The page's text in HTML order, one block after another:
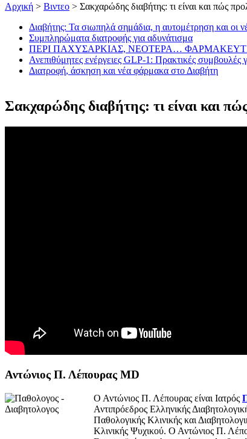
Αρχική > Βιντεο > Σακχαρώδης διαβήτης: τι είναι και πώς
Διαβήτης: Τα σιωπηλά σημάδια, η αυτομέτρηση και οι
Συμπληρώματα διατροφής για αδυνάτισμα
ΠΕΡΙ ΠΑΧΥΣΑΡΚΙΑΣ, ΝΕΟΤΕΡΑ…
Ανεπιθύμητες ενέργειες GLP-1: Πρακτικές συμβουλές
Διατροφή, άσκηση και νέα φάρμακα στο Διαβήτη
Σακχαρώδης διαβήτης: τι είναι και
Αντώνιος Π. Λέπουρας MD
Ο Αντώνιος Π. Λέπουρας είναι Ιατρός
Αντιπρόεδρος Ελληνικής
Παθολογικής Κλινικής και
Κλινικής Ψυχικού. Ο Αντώνιος Π.